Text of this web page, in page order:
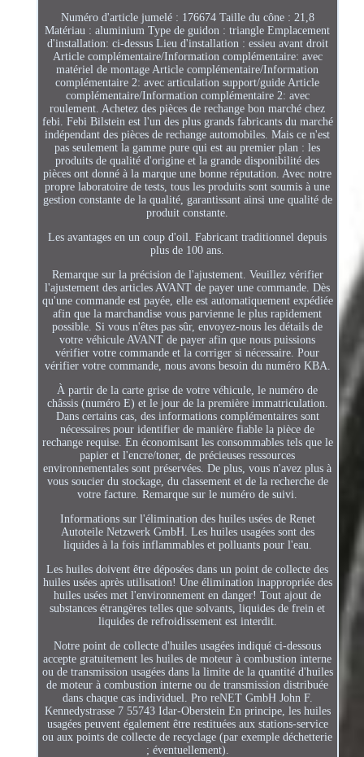
Numéro d'article jumelé : 176674 Taille du cône : 21,8
Matériau : aluminium Type de guidon : triangle Emplacement
d'installation: ci-dessus Lieu d'installation : essieu avant droit
Article complémentaire/Information complémentaire: avec
matériel de montage Article complémentaire/Information
complémentaire 2: avec articulation support/guide Article
complémentaire/Information complémentaire 2: avec
roulement. Achetez des pièces de rechange bon marché chez
febi. Febi Bilstein est l'un des plus grands fabricants du marché
indépendant des pièces de rechange automobiles. Mais ce n'est
pas seulement la gamme pure qui est au premier plan : les
produits de qualité d'origine et la grande disponibilité des
pièces ont donné à la marque une bonne réputation. Avec notre
propre laboratoire de tests, tous les produits sont soumis à une
gestion constante de la qualité, garantissant ainsi une qualité de
produit constante.
Les avantages en un coup d'oil. Fabricant traditionnel depuis
plus de 100 ans.
Remarque sur la précision de l'ajustement. Veuillez vérifier
l'ajustement des articles AVANT de payer une commande. Dès
qu'une commande est payée, elle est automatiquement expédiée
afin que la marchandise vous parvienne le plus rapidement
possible. Si vous n'êtes pas sûr, envoyez-nous les détails de
votre véhicule AVANT de payer afin que nous puissions
vérifier votre commande et la corriger si nécessaire. Pour
vérifier votre commande, nous avons besoin du numéro KBA.
À partir de la carte grise de votre véhicule, le numéro de
châssis (numéro E) et le jour de la première immatriculation.
Dans certains cas, des informations complémentaires sont
nécessaires pour identifier de manière fiable la pièce de
rechange requise. En économisant les consommables tels que le
papier et l'encre/toner, de précieuses ressources
environnementales sont préservées. De plus, vous n'avez plus à
vous soucier du stockage, du classement et de la recherche de
votre facture. Remarque sur le numéro de suivi.
Informations sur l'élimination des huiles usées de Renet
Autoteile Netzwerk GmbH. Les huiles usagées sont des
liquides à la fois inflammables et polluants pour l'eau.
Les huiles doivent être déposées dans un point de collecte des
huiles usées après utilisation! Une élimination inappropriée des
huiles usées met l'environnement en danger! Tout ajout de
substances étrangères telles que solvants, liquides de frein et
liquides de refroidissement est interdit.
Notre point de collecte d'huiles usagées indiqué ci-dessous
accepte gratuitement les huiles de moteur à combustion interne
ou de transmission usagées dans la limite de la quantité d'huiles
de moteur à combustion interne ou de transmission distribuée
dans chaque cas individuel. Pro reNET GmbH John F.
Kennedystrasse 7 55743 Idar-Oberstein En principe, les huiles
usagées peuvent également être restituées aux stations-service
ou aux points de collecte de recyclage (par exemple déchetterie
; éventuellement).